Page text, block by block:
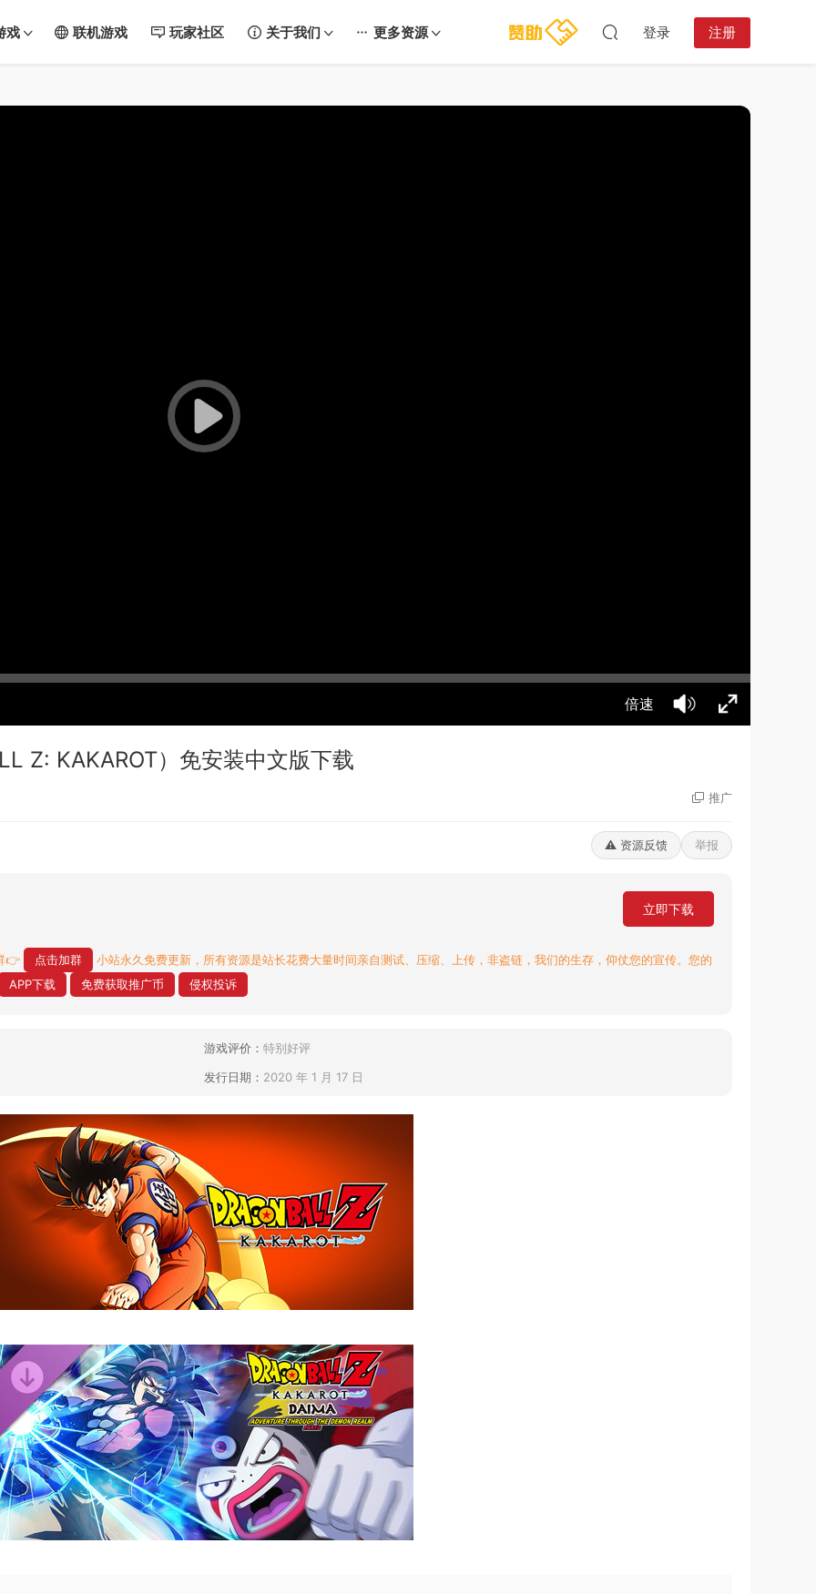
戏 联机游戏 玩家社区 关于我们 更多资源 登录 注册
倍速
Z: KAKAROT）免安装中文版下载
推广
⚠️ 资源反馈 举报
立即下载
👉 点击加群
小站永久免费更新，所有资源是站长花费大量时间亲自测试、压缩、上传，非盗链，我们的生存，仰仗您的宣传。您的
APP下载
免费获取推广币 侵权投诉
游戏评价： 特别好评
发行日期： 2020 年 1 月 17 日